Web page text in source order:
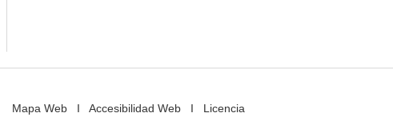
Mapa WebI Accesibilidad WebI Licencia